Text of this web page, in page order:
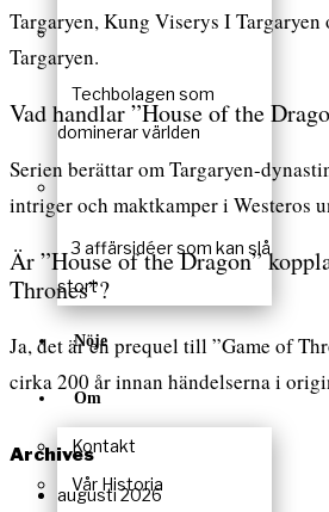
Techbolagen som
dominerar världen
3 affärsidéer som kan slå
stort
Nöje
Om
Kontakt
Vår Historia
Targaryen, Kung Viserys I Targaryen
Targaryen.
Vad handlar ”House of the
Serien berättar om Targaryen-
intriger och maktkamper i Westeros
Är ”House of the Dragon”
Thrones”?
Ja, det är en prequel till ”Game of
cirka 200 år innan händelserna i
Archives
augusti 2026